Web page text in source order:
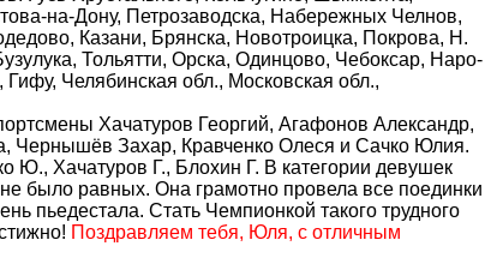
на-Дону, Петрозаводска, Набережных Челнов,
Казани, Брянска, Новотроицка, Покрова, Н.
Тольятти, Орска, Одинцово, Чебоксар, Наро-
Челябинская обл., Московская обл.,
Хачатуров Георгий, Агафонов Александр,
Чернышёв Захар, Кравченко Олеся и Сачко Юлия.
Ю., Хачатуров Г., Блохин Г. В категории девушек
было равных. Она грамотно провела все поединки
пьедестала. Стать Чемпионкой такого трудного
Поздравляем тебя, Юля, с отличным